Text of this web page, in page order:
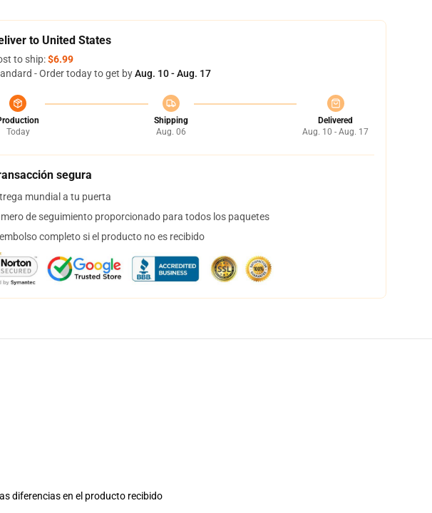
to United States
to ship:$6.99
- Order today to get byAug. 10 - Aug. 17
Today
Shipping
Aug. 06
Delivered
Aug. 10 - Aug. 17
segura
mundial a tu puerta
de seguimiento proporcionado para todos los paquetes
completo si el producto no es recibido
diferencias en el producto recibido